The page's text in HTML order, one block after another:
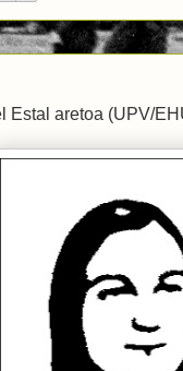
Estal aretoa (UPV/